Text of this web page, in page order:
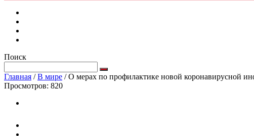
Поиск
Главная /В мире /О мерах по профилактике новой коронавирусной
Просмотров: 820